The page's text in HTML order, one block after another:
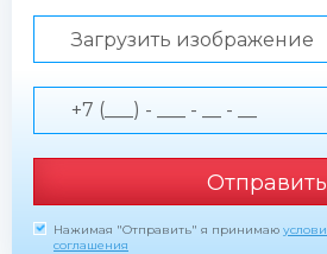
Загрузить изображение
Отправить
Нажимая "Отправить" я принимаю
соглашения